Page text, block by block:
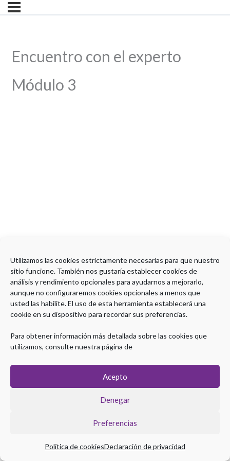
Utilizamos las cookies estrictamente necesarias para que nuestro
sitio funcione. También nos gustaría establecer cookies de
análisis y rendimiento opcionales para ayudarnos a mejorarlo,
aunque no configuraremos cookies opcionales a menos que
usted las habilite. El uso de esta herramienta establecerá una
cookie en su dispositivo para recordar sus preferencias.
Para obtener información más detallada sobre las cookies que
utilizamos, consulte nuestra página de
Acepto
Denegar
Preferencias
Política de cookiesDeclaración de privacidad
Encuentro con el experto
Módulo 3